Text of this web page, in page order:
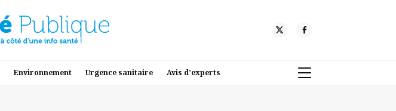
Environnement Urgence sanitaire Avis d’experts